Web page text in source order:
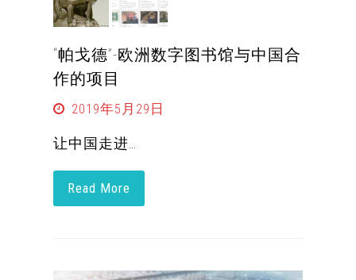
“帕戈德”-欧洲数字图书馆与中国合
作的项目
2019年5月29日
让中国走进…
Read More